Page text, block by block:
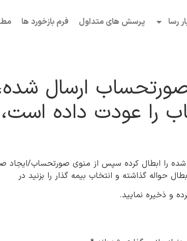
رسا پرسش های متداول فرم بازخورد ها
صورتحساب ارسال
را عودت داده
ابطال کرده سپس از منوی صورتحساب/ایجاد
حواله گذاشته و انتخاب بیمه گذار را بزنید در
و ذخیره نمایید.